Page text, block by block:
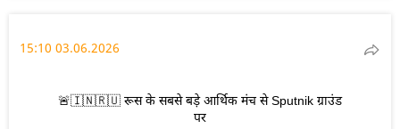
15:10 03.06.2026
🚨🇮🇳🇷🇺 रूस के सबसे बड़े आर्थिक मंच से Sputnik ग्राउंड
पर